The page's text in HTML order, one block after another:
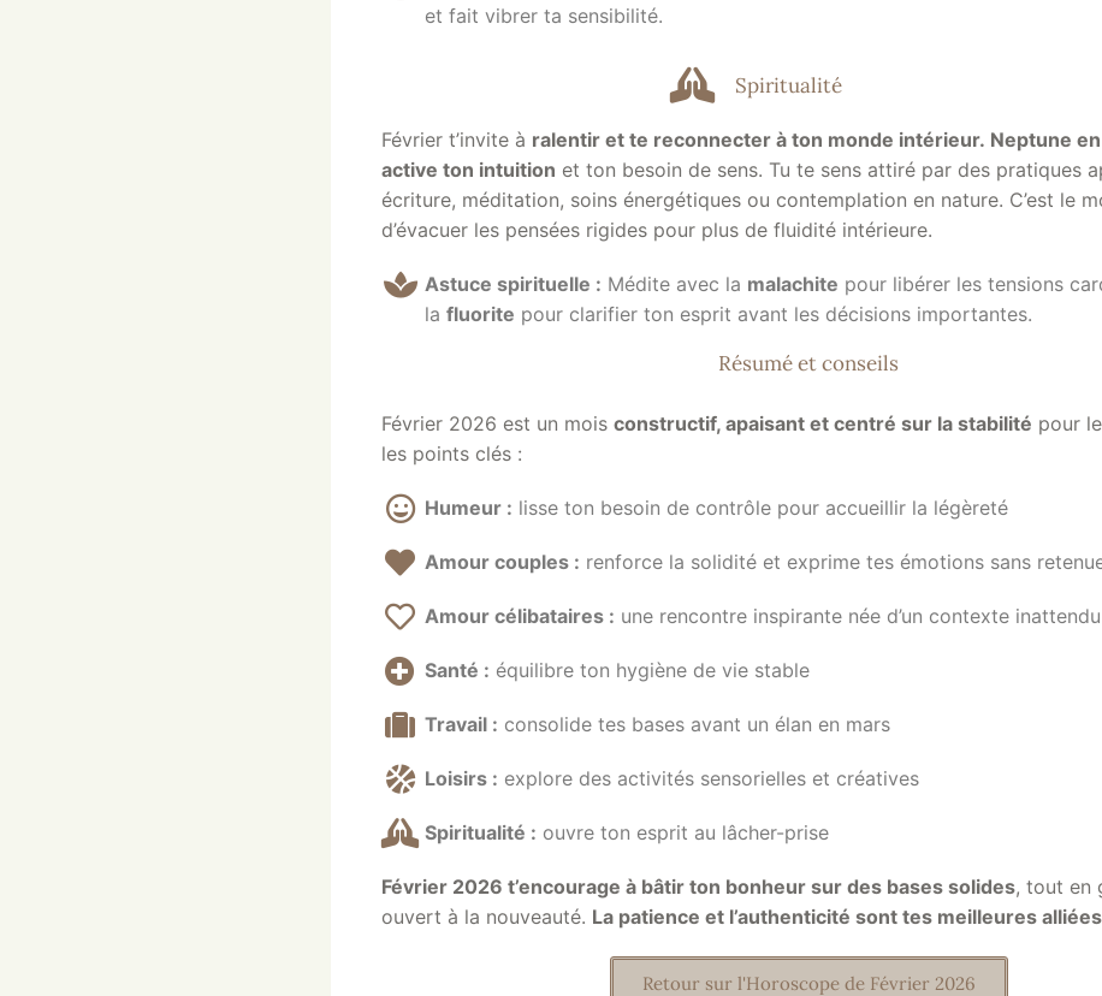
et fait vibrer ta sensibilité.
Spiritualité
Février t’invite à ralentir et te reconnecter à ton monde intérieur. Neptune
active ton intuition et ton besoin de sens. Tu te sens attiré par des pratiques
écriture, méditation, soins énergétiques ou contemplation en nature. C’est le
d’évacuer les pensées rigides pour plus de fluidité intérieure.
Astuce spirituelle : Médite avec la malachite pour libérer les tensions
lafluorite pour clarifier ton esprit avant les décisions importantes.
Résumé et conseils
Février 2026 est un mois constructif, apaisant et centré sur la stabilité pour
les points clés :
Humeur : lisse ton besoin de contrôle pour accueillir la légèreté
Amour couples : renforce la solidité et exprime tes émotions sans
Amour célibataires : une rencontre inspirante née d’un contexte inattendu
Santé : équilibre ton hygiène de vie stable
Travail : consolide tes bases avant un élan en mars
Loisirs : explore des activités sensorielles et créatives
Spiritualité : ouvre ton esprit au lâcher-prise
Février 2026 t’encourage à bâtir ton bonheur sur des bases solides, tout en
ouvert à la nouveauté. La patience et l’authenticité sont tes meilleures alliées
Retour sur l'Horoscope de Février 2026